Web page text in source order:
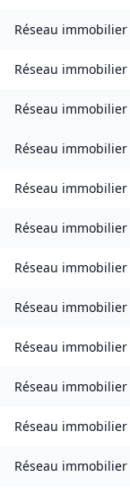
Réseau immobilier
Réseau immobilier
Réseau immobilier
Réseau immobilier
Réseau immobilier
Réseau immobilier
Réseau immobilier
Réseau immobilier
Réseau immobilier
Réseau immobilier
Réseau immobilier
Réseau immobilier